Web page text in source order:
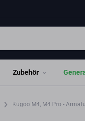
Zubehör
Kugoo M4, M4 Pro -